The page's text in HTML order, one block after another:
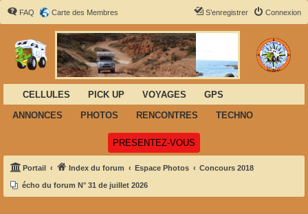
FAQ Carte des Membres Connexion
S’enregistrer
CELLULES PICK UP VOYAGES
GPS
ANNONCES
PHOTOS RENCONTRES TECHNO
PRESENTEZ-VOUS
Portail Index du forum Espace Photos Concours 2018
écho du forum N° 31 de juillet 2026